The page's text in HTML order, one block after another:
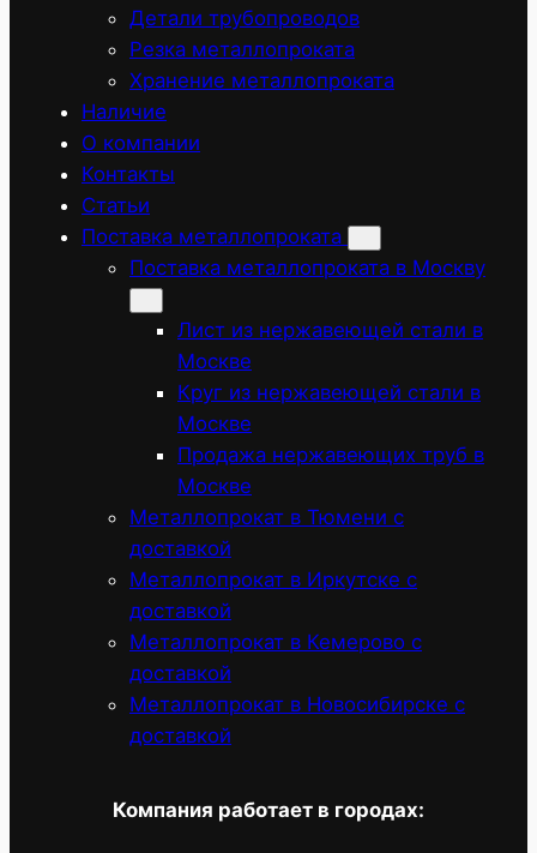
Детали трубопроводов
Резка металлопроката
Хранение металлопроката
Наличие
О компании
Контакты
Статьи
Поставка металлопроката
Поставка металлопроката в Москву
Лист из нержавеющей стали в
Москве
Круг из нержавеющей стали в
Москве
Продажа нержавеющих труб в
Москве
Металлопрокат в Тюмени с
доставкой
Металлопрокат в Иркутске с
доставкой
Металлопрокат в Кемерово с
доставкой
Металлопрокат в Новосибирске с
доставкой
Компания работает в городах: